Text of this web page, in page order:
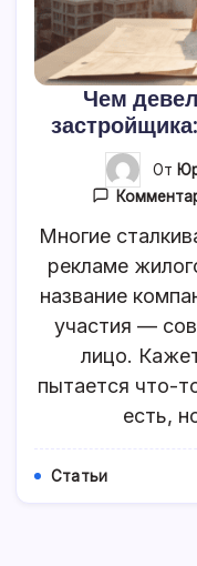
Чем
От
Многие
рекламе
название
участия —
лицо.
пытается что-
есть,
Статьи